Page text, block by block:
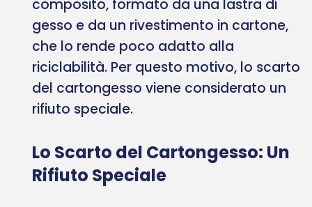
composito, formato da una lastra di
gesso e da un rivestimento in cartone,
che lo rende poco adatto alla
riciclabilità. Per questo motivo, lo scarto
del cartongesso viene considerato un
rifiuto speciale.
Lo Scarto del Cartongesso: Un
Rifiuto Speciale